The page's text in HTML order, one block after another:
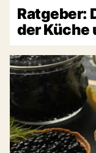
Ratgeber:
der